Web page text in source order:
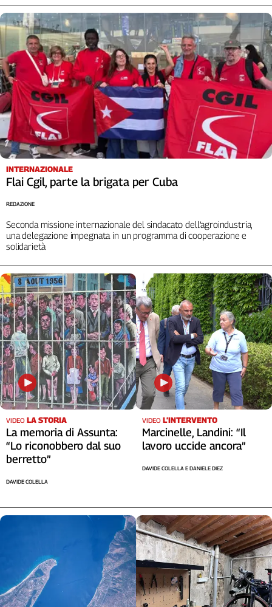
L'Italia
nel
Lavoro
Territori
Abruzzo-
Molise
Alto
Adige
Basilicata
Calabria
Campania
Emilia-
Romagna
Venezia
Giulia
Liguria
Lombardia
Marche
Piemonte
Puglia
Sardegna
Sicilia
Toscana
Trentino
Umbria
Valle
D'Aosta
Veneto
1955-
Contatti
INTERNAZIONALE
Flai Cgil, parte la brigata per Cuba
Seconda missione internazionale del sindacato dell’agroindustria,
una delegazione impegnata in un programma di cooperazione e
solidarietà
REDAZIONE
VIDEO LA STORIA
La memoria di Assunta:
“Lo riconobbero dal suo
berretto”
DAVIDE COLELLA
VIDEO L’INTERVENTO
Marcinelle, Landini: “Il
lavoro uccide ancora”
DAVIDE COLELLA E DANIELE DIEZ